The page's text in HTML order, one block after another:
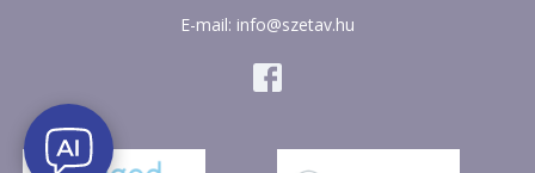
E-mail: info@szetav.hu